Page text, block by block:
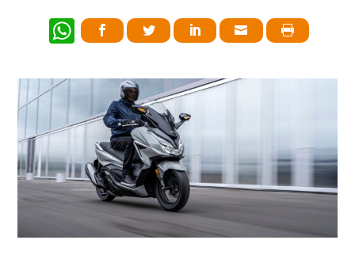
W
at
s
A
p
p